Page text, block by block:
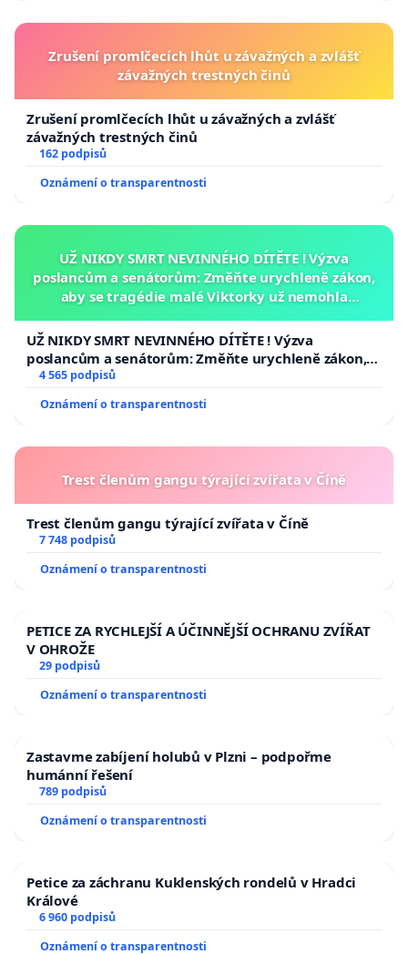
Zrušení promlčecích lhůt u závažných a zvlášť
závažných trestných činů
Zrušení promlčecích lhůt u závažných a zvlášť
závažných trestných činů
162 podpisů
Oznámení o transparentnosti
UŽ NIKDY SMRT NEVINNÉHO DÍTĚTE ! Výzva
poslancům a senátorům: Změňte urychleně zákon,
aby se tragédie malé Viktorky už nemohla
UŽ NIKDY SMRT NEVINNÉHO DÍTĚTE ! Výzva
poslancům a senátorům: Změňte urychleně zákon,
aby se tragédie malé Viktorky už nemohla opakovat!
4 565 podpisů
Oznámení o transparentnosti
Trest členům gangu týrající zvířata v Číně
Trest členům gangu týrající zvířata v Číně
7 748 podpisů
Oznámení o transparentnosti
PETICE ZA RYCHLEJŠÍ A ÚČINNĚJŠÍ OCHRANU ZVÍŘAT
V OHROŽE
29 podpisů
Oznámení o transparentnosti
Zastavme zabíjení holubů v Plzni – podpořme
humánní řešení
789 podpisů
Oznámení o transparentnosti
Petice za záchranu Kuklenských rondelů v Hradci
Králové
6 960 podpisů
Oznámení o transparentnosti